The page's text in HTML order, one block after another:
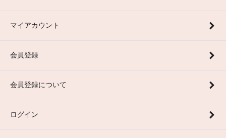
マイアカウント
会員登録
会員登録について
ログイン